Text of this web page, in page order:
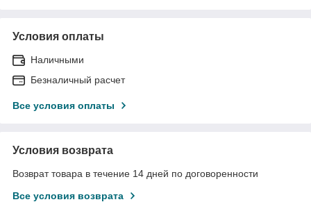
Условия оплаты
Наличными
Безналичный расчет
Все условия оплаты
Условия возврата
Возврат товара в течение 14 дней по договоренности
Все условия возврата